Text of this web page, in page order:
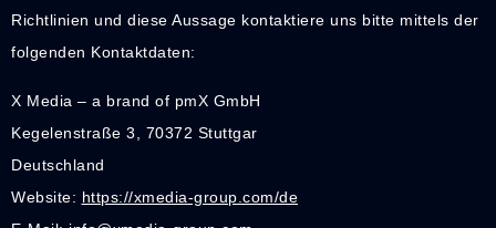
Richtlinien und diese Aussage kontaktiere uns bitte mittels der
folgenden Kontaktdaten:
X Media – a brand of pmX GmbH
Kegelenstraße 3, 70372 Stuttgar
Deutschland
Website: https://xmedia-group.com/de